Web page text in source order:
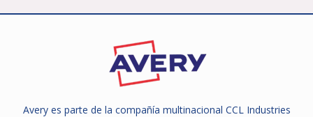
Avery es parte de la compañía multinacional CCL Industries